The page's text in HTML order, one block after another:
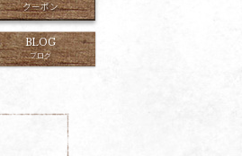
クーポン
BLOG
ブログ